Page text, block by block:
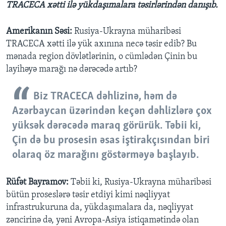
TRACECA xətti ilə yükdaşımalara təsirlərindən danışıb.
Amerikanın Səsi: Rusiya-Ukrayna müharibəsi
TRACECA xətti ilə yük axınına necə təsir edib? Bu
mənada region dövlətlərinin, o cümlədən Çinin bu
layihəyə marağı nə dərəcədə artıb?
Biz TRACECA dəhlizinə, həm də
Azərbaycan üzərindən keçən dəhlizlərə çox
yüksək dərəcədə maraq görürük. Təbii ki,
Çin də bu prosesin əsas iştirakçısından biri
olaraq öz marağını göstərməyə başlayıb.
Rüfət Bayramov: Təbii ki, Rusiya-Ukrayna müharibəsi
bütün proseslərə təsir etdiyi kimi nəqliyyat
infrastrukuruna da, yükdaşımalara da, nəqliyyat
zəncirinə də, yəni Avropa-Asiya istiqamətində olan